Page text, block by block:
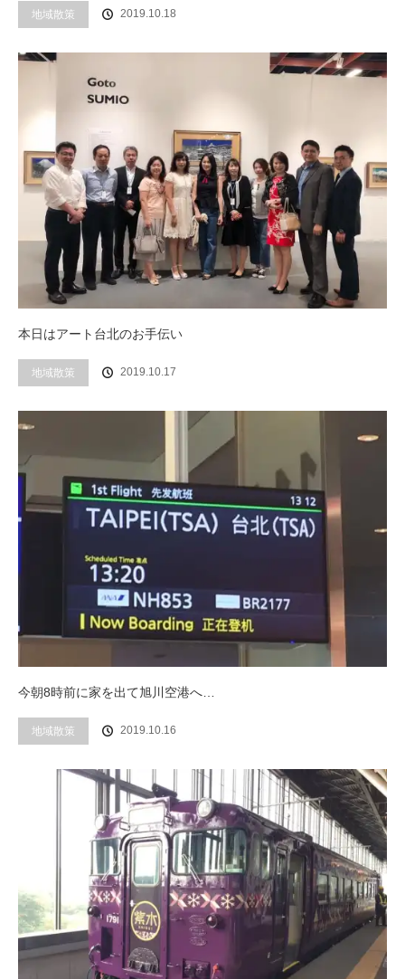
地域散策 2019.10.18
本日はアート台北のお手伝い
地域散策 2019.10.17
今朝8時前に家を出て旭川空港へ…
地域散策 2019.10.16